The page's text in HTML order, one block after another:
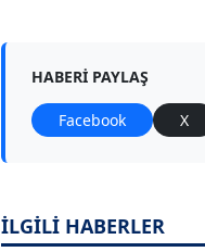
HABERI PAYLAŞ
Facebook X
İLGİLİ HABERLER